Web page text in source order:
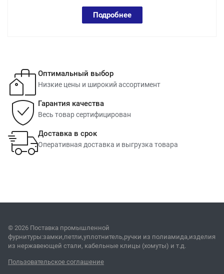
Подробнее
Оптимальный выбор
Низкие цены и широкий ассортимент
Гарантия качества
Весь товар сертифицирован
Доставка в срок
Оперативная доставка и выгрузка товара
© 2026 Поставка промышленной
фурнитуры:замки,петли,уплотнитель,ручки из полиамида,изделия
из нержавеющей стали, кабельные клицы (хомуты) и т.д.
Пользовательское соглашение